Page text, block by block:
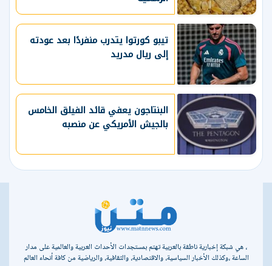
تيبو كورتوا يتدرب منفردًا بعد عودته
إلى ريال مدريد
البنتاجون يعفي قائد الفيلق الخامس
بالجيش الأمريكي عن منصبه
، هي شبكة إخبارية ناطقة بالعربية تهتم بمستجدات الأحداث العربية والعالمية على مدار
الساعة ،وكذلك الأخبار السياسية، والاقتصادية، والثقافية، والرياضية من كافة أنحاء العالم